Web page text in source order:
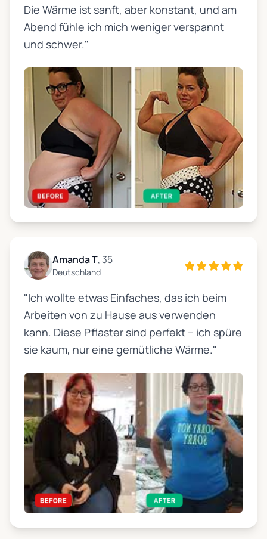
Die Wärme ist sanft, aber konstant, und am
Abend fühle ich mich weniger verspannt
und schwer."
Amanda T, 35
Deutschland
"Ich wollte etwas Einfaches, das ich beim
Arbeiten von zu Hause aus verwenden
kann. Diese Pflaster sind perfekt – ich spüre
sie kaum, nur eine gemütliche Wärme."